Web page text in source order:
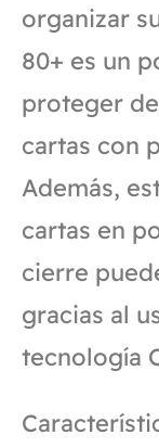
organizar
80+ es un
proteger
cartas con
Además,
cartas en
cierre
gracias al
tecnología